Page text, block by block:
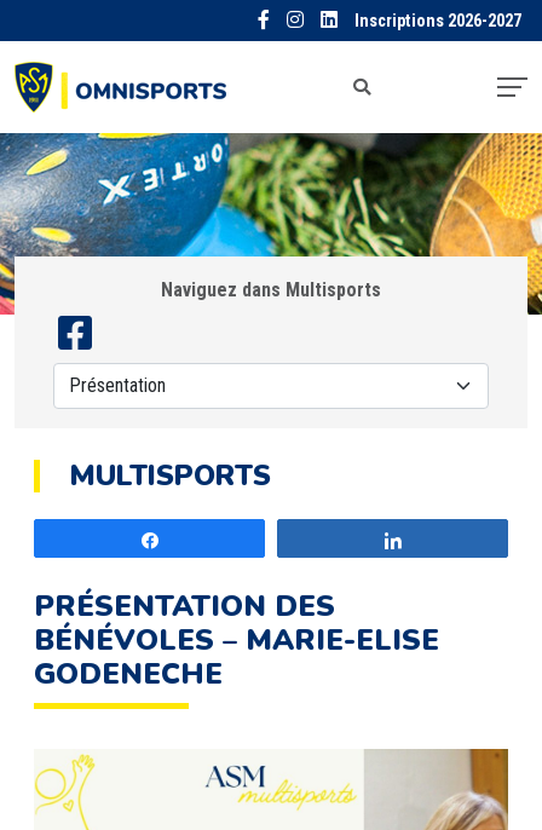
Inscriptions 2026-2027
Naviguez dans Multisports
MULTISPORTS
PRÉSENTATION DES
BÉNÉVOLES – MARIE-ELISE
GODENECHE